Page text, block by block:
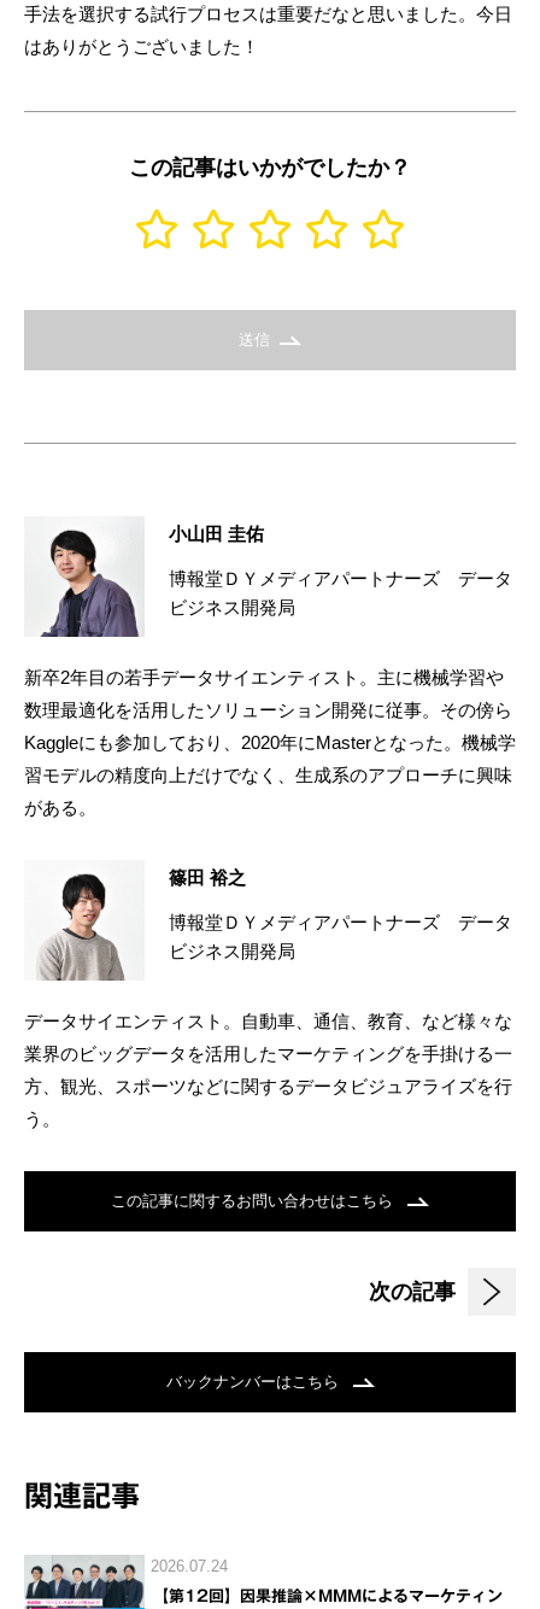
手法を選択する試行プロセスは重要だなと思いました。今日
はありがとうございました！
この記事はいかがでしたか？
送信
小山田 圭佑
博報堂ＤＹメディアパートナーズ データ
ビジネス開発局
新卒2年目の若手データサイエンティスト。主に機械学習や
数理最適化を活用したソリューション開発に従事。その傍ら
Kaggleにも参加しており、2020年にMasterとなった。機械学
習モデルの精度向上だけでなく、生成系のアプローチに興味
がある。
篠田 裕之
博報堂ＤＹメディアパートナーズ データ
ビジネス開発局
データサイエンティスト。自動車、通信、教育、など様々な
業界のビッグデータを活用したマーケティングを手掛ける一
方、観光、スポーツなどに関するデータビジュアライズを行
う。
この記事に関するお問い合わせはこちら
次の記事
バックナンバーはこちら
関連記事
2026.07.24
【第12回】因果推論×MMMによるマーケティン